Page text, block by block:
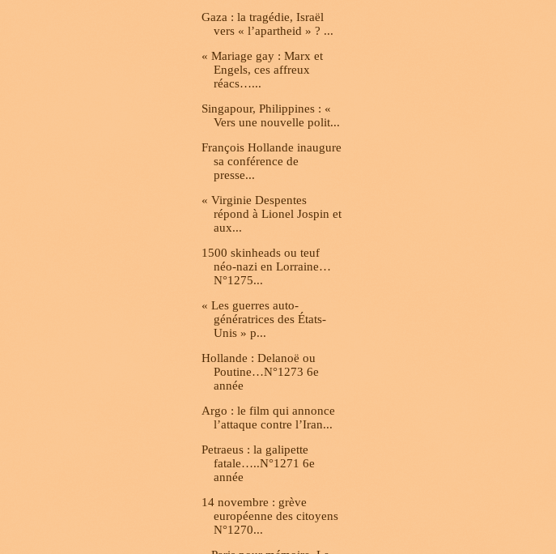
Gaza : la tragédie, Israël
vers « l’apartheid » ? ...
« Mariage gay : Marx et
Engels, ces affreux
réacs…...
Singapour, Philippines : «
Vers une nouvelle polit...
François Hollande inaugure
sa conférence de
presse...
« Virginie Despentes
répond à Lionel Jospin et
aux...
1500 skinheads ou teuf
néo-nazi en Lorraine…
N°1275...
« Les guerres auto-
génératrices des États-
Unis » p...
Hollande : Delanoë ou
Poutine…N°1273 6e
année
Argo : le film qui annonce
l’attaque contre l’Iran...
Petraeus : la galipette
fatale…..N°1271 6e
année
14 novembre : grève
européenne des citoyens
N°1270...